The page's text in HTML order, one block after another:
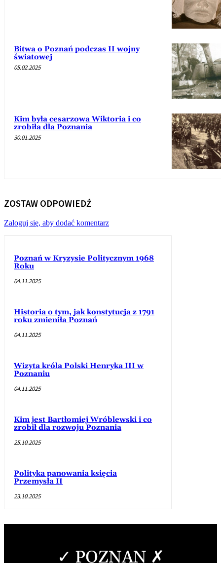
Bitwa o Poznań podczas II wojny
światowej
05.02.2025
Kim była cesarzowa Wiktoria i co
zrobiła dla Poznania
30.01.2025
ZOSTAW ODPOWIEDŹ
Zaloguj się, aby dodać komentarz
Poznań w Kryzysie Politycznym 1968
Roku
04.11.2025
Historia o tym, jak konstytucja z 1791
roku zmieniła Poznań
04.11.2025
Wizyta króla Polski Henryka III w
Poznaniu
04.11.2025
Kim jest Bartłomiej Wróblewski i co
zrobił dla rozwoju Poznania
25.10.2025
Polityka panowania księcia
Przemysła II
23.10.2025
✓ POZNAN ✗